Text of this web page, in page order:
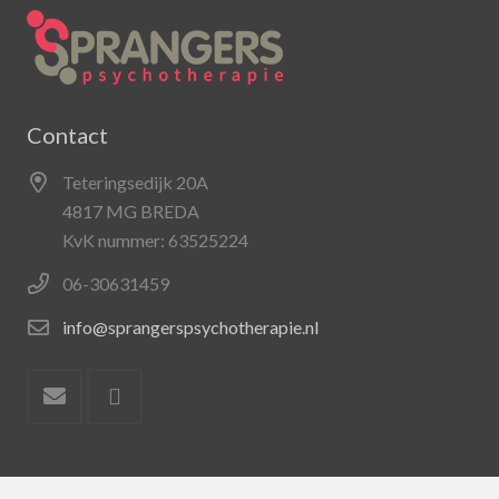
Contact
Teteringsedijk 20A
4817 MG BREDA
KvK nummer: 63525224
06-30631459
info@sprangerspsychotherapie.nl